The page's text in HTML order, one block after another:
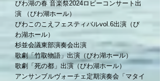
びわ湖の春 音楽祭2024ロビーコンサート出
演 （びわ湖ホール）
びわこのこえフェスティバルvol.6出演（び
わ湖ホール）
杉並会議東部演奏会出演
歌劇「竹取物語」出演（びわ湖ホール）
歌劇「死の都」出演（びわ湖ホール）
アンサンブルヴォーチェ定期演奏会「マタイ